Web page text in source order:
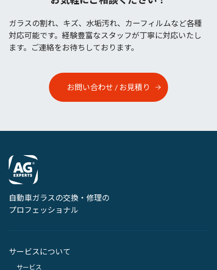
ガラスの割れ、キズ、水垢汚れ、カーフィルムなど各種
対応可能です。 経験豊富なスタッフが丁寧に対応いたし
ます。ご連絡をお待ちしております。
お問い合わせ / お見積り
自動車ガラスの交換・修理の
プロフェッショナル
サービスについて
サービス